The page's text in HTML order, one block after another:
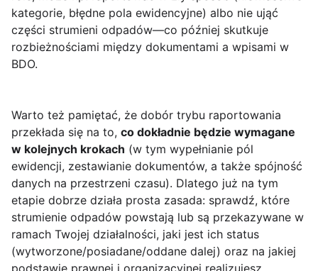
kategorie, błędne pola ewidencyjne) albo nie ująć
części strumieni odpadów—co później skutkuje
rozbieżnościami między dokumentami a wpisami w
BDO.
Warto też pamiętać, że dobór trybu raportowania
przekłada się na to, co dokładnie będzie wymagane
w kolejnych krokach (w tym wypełnianie pól
ewidencji, zestawianie dokumentów, a także spójność
danych na przestrzeni czasu). Dlatego już na tym
etapie dobrze działa prosta zasada: sprawdź, które
strumienie odpadów powstają lub są przekazywane w
ramach Twojej działalności, jaki jest ich status
(wytworzone/posiadane/oddane dalej) oraz na jakiej